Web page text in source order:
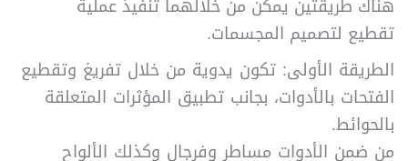
هناك طريقتين يمكن من خلالهما تنفيذ عملية
تقطيع لتصميم المجسمات.
الطريقة الأولى: تكون يدوية من خلال تفريغ وتقطيع
الفتحات بالأدوات، بجانب تطبيق المؤثرات المتعلقة
بالحوائط.
من ضمن الأدوات مساطر وفرجال وكذلك الألواح